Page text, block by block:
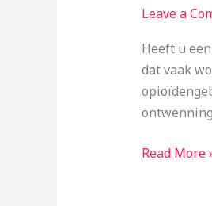
Leave a
Heeft u
dat vaak
een
nodig
om
methadon
te
in
Read More